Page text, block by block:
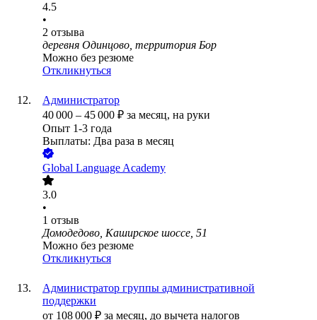
4.5
•
2 отзыва
деревня Одинцово, территория Бор
Можно без резюме
Откликнуться
Администратор
40 000 – 45 000 ₽ за месяц, на руки
Опыт 1-3 года
Выплаты: Два раза в месяц
Global Language Academy
3.0
•
1 отзыв
Домодедово, Каширское шоссе, 51
Можно без резюме
Откликнуться
Администратор группы административной
поддержки
от 108 000 ₽ за месяц, до вычета налогов